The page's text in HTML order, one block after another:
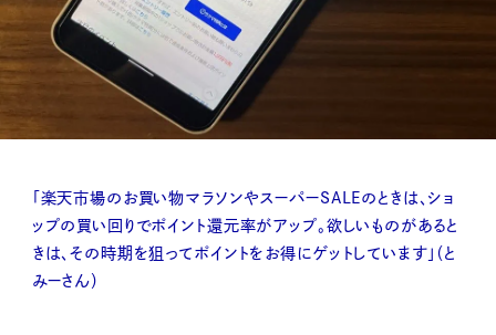
「楽天市場のお買い物マラソンやスーパーSALEのときは、ショ
ップの買い回りでポイント還元率がアップ。欲しいものがあると
きは、その時期を狙ってポイントをお得にゲットしています」（と
みーさん）